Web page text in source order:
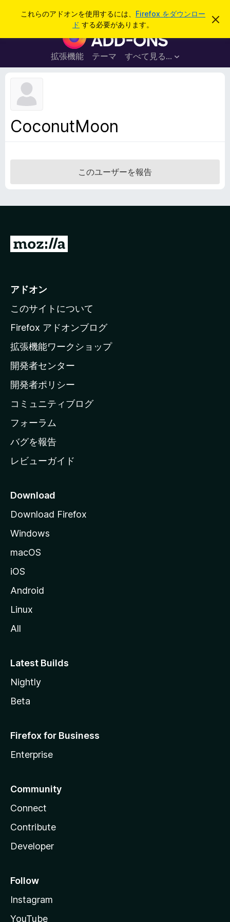
これらのアドオンを使用するには、 Firefox をダウンロー
ド する必要があります。
こ
を
F
i
r
e
ラ
ー
ア
拡張機能 テーマ すべて見る...
ログイン
CoconutMoon
このユーザーを報告
M
i
l
a
ホ
ー
ム
ー
ジ
へ
アドオン
このサイトについて
Firefox アドオンブログ
拡張機能ワークショップ
開発者センター
開発者ポリシー
コミュニティブログ
フォーラム
バグを報告
レビューガイド
Download
Download Firefox
Windows
macOS
iOS
Android
Linux
All
Latest Builds
Nightly
Beta
Firefox for Business
Enterprise
Community
Connect
Contribute
Developer
Follow
Instagram
YouTube